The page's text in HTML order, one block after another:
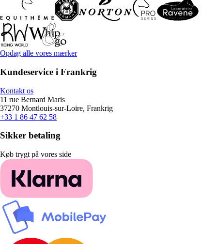
Opdag alle vores mærker
Kundeservice i Frankrig
Kontakt os
11 rue Bernard Maris
37270 Montlouis-sur-Loire, Frankrig
+33 1 86 47 62 58
Sikker betaling
Køb trygt på vores side